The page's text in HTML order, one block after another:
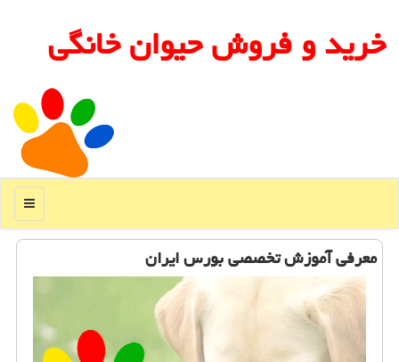
خرید و فروش حیوان خانگی
منو
معرفی آموزش تخصصی بورس ایران